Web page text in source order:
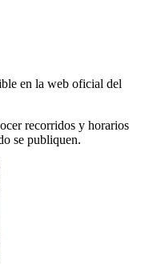
en la web oficial del
recorridos y horarios
se publiquen.